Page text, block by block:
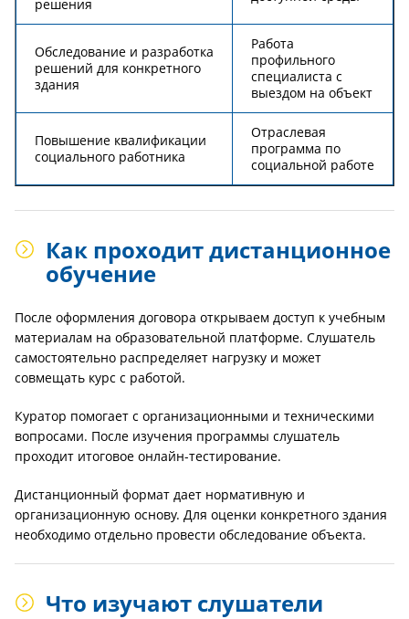
решения
Обследование и разработка
решений для конкретного
здания
Работа
профильного
специалиста с
выездом на объект
Повышение квалификации
социального работника
Отраслевая
программа по
социальной работе
Как проходит дистанционное
обучение
После оформления договора открываем доступ к учебным
материалам на образовательной платформе. Слушатель
самостоятельно распределяет нагрузку и может
совмещать курс с работой.
Куратор помогает с организационными и техническими
вопросами. После изучения программы слушатель
проходит итоговое онлайн-тестирование.
Дистанционный формат дает нормативную и
организационную основу. Для оценки конкретного здания
необходимо отдельно провести обследование объекта.
Что изучают слушатели